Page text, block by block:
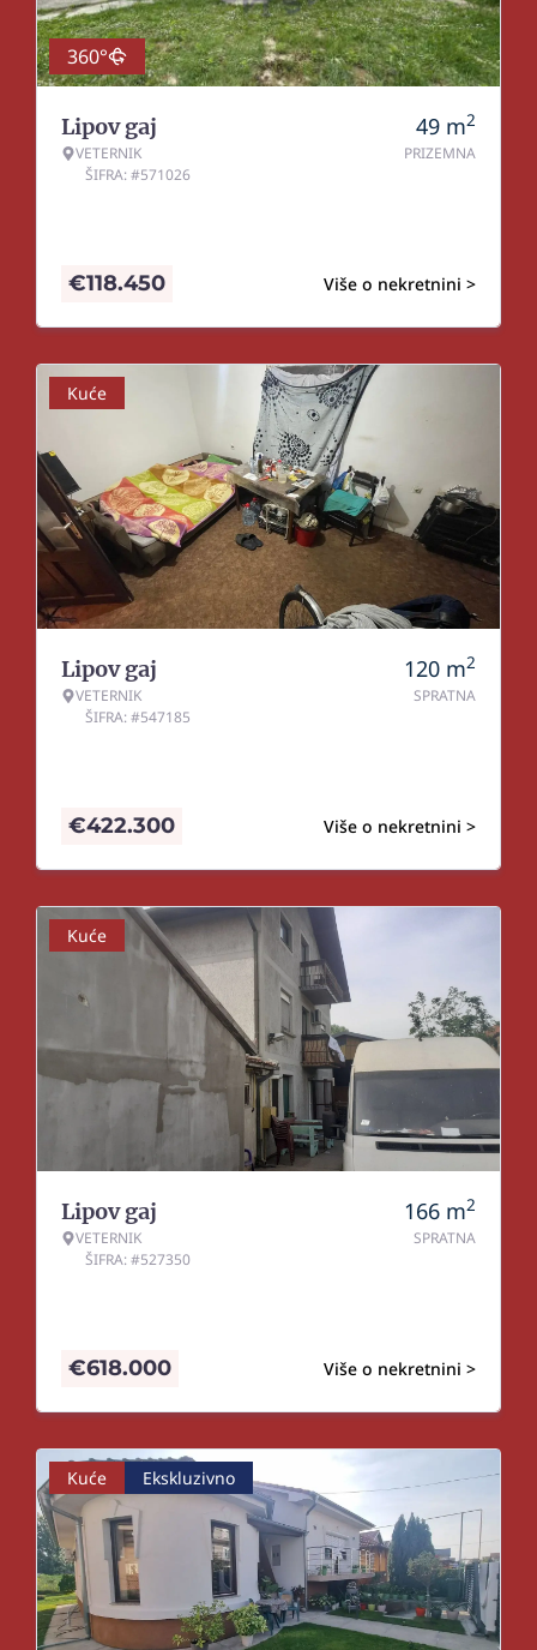
360°
Lipov gaj
VETERNIK
ŠIFRA: #571026
49 m2
PRIZEMNA
Više o nekretnini >
€118.450
Kuće
Lipov gaj
VETERNIK
ŠIFRA: #547185
120 m2
SPRATNA
Više o nekretnini >
€422.300
Kuće
Lipov gaj
VETERNIK
ŠIFRA: #527350
166 m2
SPRATNA
Više o nekretnini >
€618.000
Kuće Ekskluzivno